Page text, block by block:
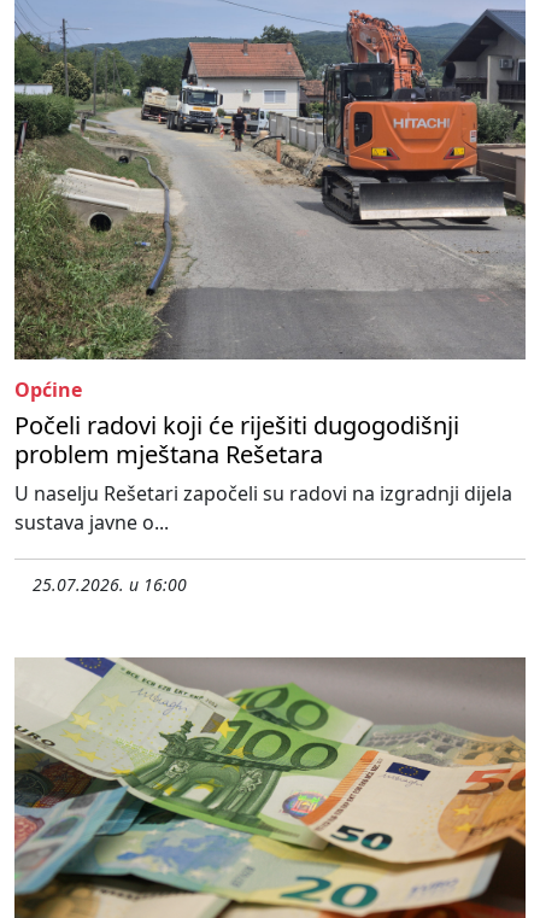
Općine
Počeli radovi koji će riješiti dugogodišnji
problem mještana Rešetara
U naselju Rešetari započeli su radovi na izgradnji dijela
sustava javne o...
25.07.2026. u 16:00